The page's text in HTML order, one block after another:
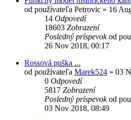
od používateľa Petrovic » 16
14 Odpovedí
18603 Zobrazení
Posledný príspevokod
26 Nov 2018, 00:17
Rossová puška ...
od používateľa Marek524 » 03
0 Odpovedí
5817 Zobrazení
Posledný príspevokod
03 Nov 2018, 08:49